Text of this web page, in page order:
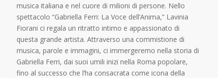
musica italiana e nel cuore di milioni di persone. Nello
spettacolo “Gabriella Ferri: La Voce dell’Anima,” Lavinia
Fiorani ci regala un ritratto intimo e appassionato di
questa grande artista. Attraverso una commistione di
musica, parole e immagini, ci immergeremo nella storia di
Gabriella Ferri, dai suoi umili inizi nella Roma popolare,
fino al successo che l’ha consacrata come icona della